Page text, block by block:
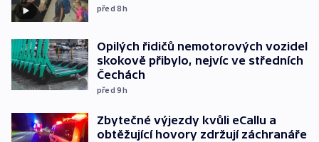
před 8h
Opilých řidičů nemotorových vozidel
skokově přibylo, nejvíc ve středních
Čechách
před 9h
Zbytečné výjezdy kvůli eCallu a
obtěžující hovory zdržují záchranáře